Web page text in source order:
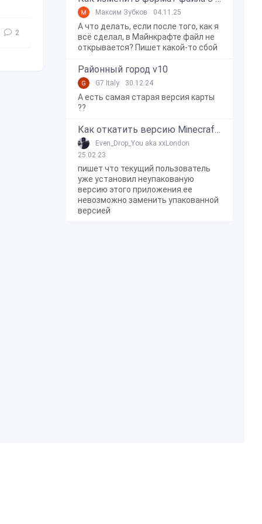
2
Максим Зубков 04.11.25
А что делать, если после того, как я
всё сделал, в Майнкрафте файл не
открывается? Пишет какой-то сбой
Районный город v10
G7 Italy 30.12.24
А есть самая старая версия карты
??
Как откатить версию Minecraft Bedrock Edition на Windows 10?
Even_Drop_You aka xxLondon
25.02.23
пишет что текущий пользователь
уже установил неупакованую
версию этого приложения.ее
невозможно заменить упакованной
версией